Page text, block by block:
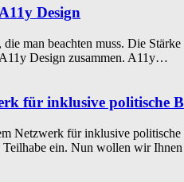
Design
man beachten muss. Die
Design zusammen. A11y…
für inklusive politische
Netzwerk für inklusive
ein. Nun wollen wir